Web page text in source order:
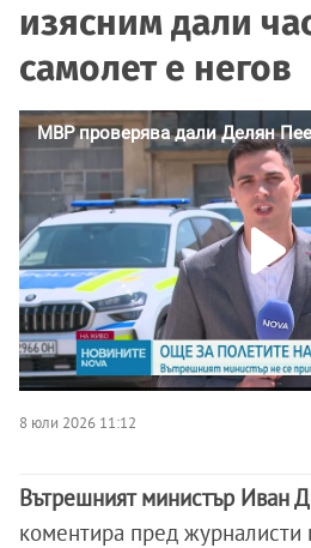
изясним дали
самолет е негов
8 юли 2026 11:12
Вътрешният министър Иван
коментира пред журналисти